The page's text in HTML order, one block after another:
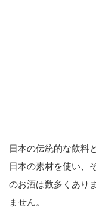
日本の伝統的な飲料
日本の素材を使い、
のお酒は数多くあり
ません。